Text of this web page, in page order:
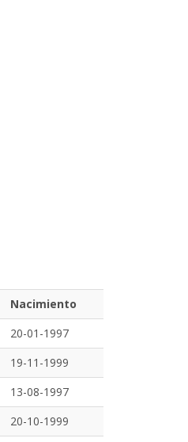
Nacimiento
20-01-1997
19-11-1999
13-08-1997
20-10-1999